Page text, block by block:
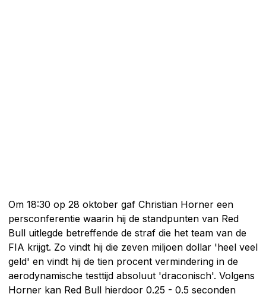
Om 18:30 op 28 oktober gaf Christian Horner een
persconferentie waarin hij de standpunten van Red
Bull uitlegde betreffende de straf die het team van de
FIA krijgt. Zo vindt hij die zeven miljoen dollar 'heel veel
geld' en vindt hij de tien procent vermindering in de
aerodynamische testtijd absoluut 'draconisch'. Volgens
Horner kan Red Bull hierdoor 0.25 - 0.5 seconden